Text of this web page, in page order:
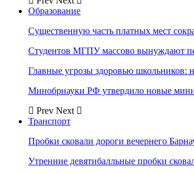
Образование
Существенную часть платных мест
Студентов МГПУ массово вынуждают
Главные угрозы здоровью школьников:
Минобрнауки РФ утвердило новые
Prev Next
Транспорт
Пробки сковали дороги вечернего
Утренние девятибалльные пробки